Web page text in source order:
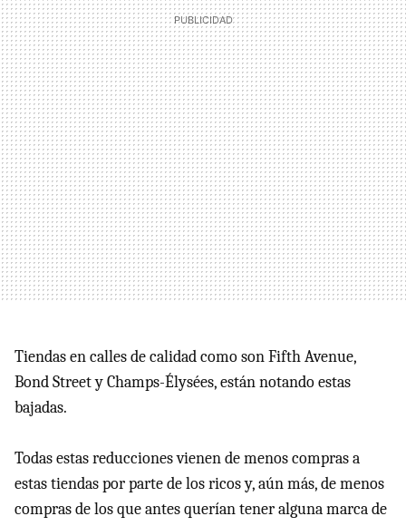
Tiendas en calles de calidad como son Fifth Avenue,
Bond Street y Champs-Élysées, están notando estas
bajadas.
Todas estas reducciones vienen de menos compras a
estas tiendas por parte de los ricos y, aún más, de menos
compras de los que antes querían tener alguna marca de